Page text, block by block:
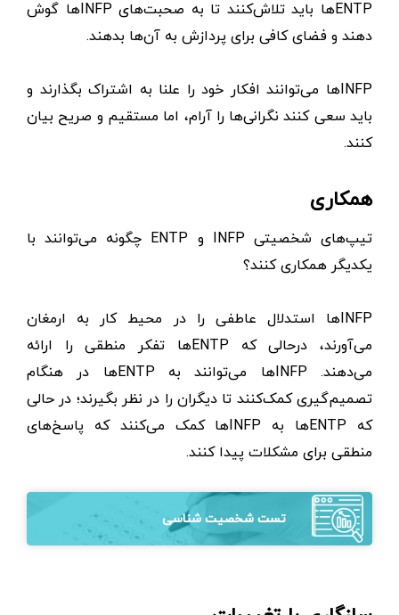
ENTPها باید تلاش‌کنند تا به صحبت‌های INFPها گوش
دهند و فضای کافی برای پردازش به آن‌ها بدهند.
INFPها می‌توانند افکار خود را علنا به اشتراک بگذارند و
باید سعی کنند نگرانی‌ها را آرام، اما مستقیم و صریح بیان
کنند.
همکاری
تیپ‌های شخصیتی INFP و ENTP چگونه می‌توانند با
یکدیگر همکاری کنند؟
INFPها استدلال عاطفی را در محیط کار به ارمغان
می‌آورند، درحالی که ENTPها تفکر منطقی را ارائه
می‌دهند. INFPها می‌توانند به ENTPها در هنگام
تصمیم‌گیری کمک‌کنند تا دیگران را در نظر بگیرند؛ در حالی
که ENTPها به INFPها کمک می‌کنند که پاسخ‌های
منطقی برای مشکلات پیدا کنند.
تست شخصیت شناسی